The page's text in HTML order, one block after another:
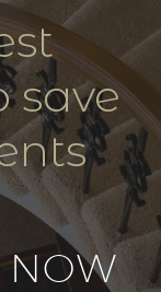
save
NOW